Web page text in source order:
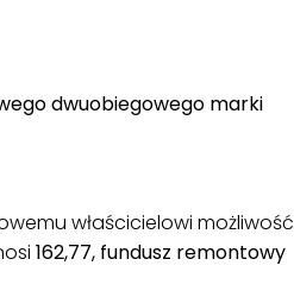
dwuobiegowego marki
właścicielowi możliwość
162,77, fundusz remontowy